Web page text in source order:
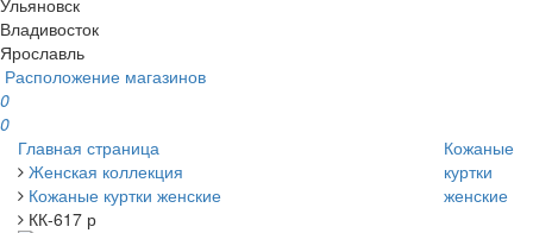
Ульяновск
Владивосток
Ярославль
Расположение магазинов
0
0
Главная страница
Женская коллекция
Кожаные куртки женские
КК-617 р
Кожаные
куртки
женские